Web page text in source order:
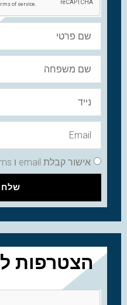
אישור קבלת email ו sms
שלח
הצטרפות